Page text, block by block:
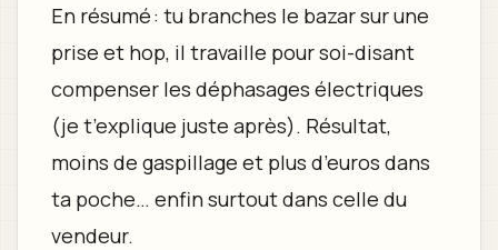
En résumé : tu branches le bazar sur une
prise et hop, il travaille pour soi-disant
compenser les déphasages électriques
(je t’explique juste après). Résultat,
moins de gaspillage et plus d’euros dans
ta poche… enfin surtout dans celle du
vendeur.